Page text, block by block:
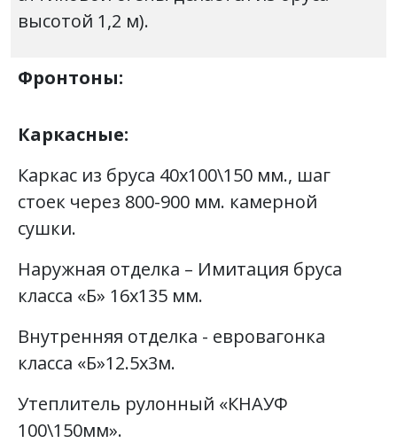
высотой 1,2 м).
Фронтоны:
Каркасные:
Каркас из бруса 40х100\150 мм., шаг
стоек через 800-900 мм. камерной
сушки.
Наружная отделка – Имитация бруса
класса «Б» 16х135 мм.
Внутренняя отделка - евровагонка
класса «Б»12.5х3м.
Утеплитель рулонный «КНАУФ
100\150мм».